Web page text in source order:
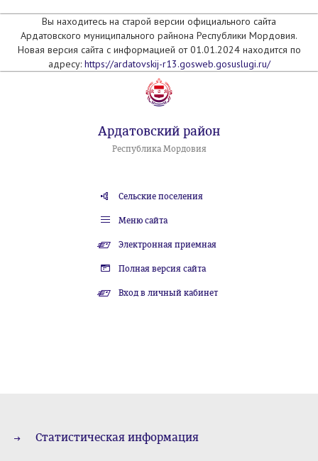
Вы находитесь на старой версии официального сайта
Ардатовского муниципального райнона Республики Мордовия.
Новая версия сайта с информацией от 01.01.2024 находится по
адресу: https://ardatovskij-r13.gosweb.gosuslugi.ru/
Ардатовский район
Республика Мордовия
Сельские поселения
Меню сайта
Электронная приемная
Полная версия сайта
Вход в личный кабинет
Статистическая информация